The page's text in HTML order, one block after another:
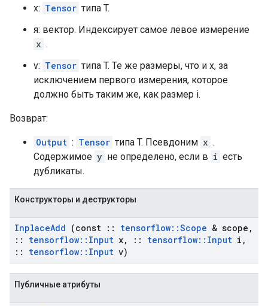
x: Tensor типа T.
я: вектор. Индексирует самое левое измерение
x .
v: Tensor типа T. Те же размеры, что и x, за
исключением первого измерения, которое
должно быть таким же, как размер i.
Возврат:
Output : Tensor типа T. Псевдоним x .
Содержимое y не определено, если в i есть
дубликаты.
Конструкторы и деструкторы
InplaceAdd (const :: tensorflow::Scope & scope ,
::
tensorflow:: Input x, :: tensorflow:: Input i ,
::
tensorflow:: Input v)
Публичные атрибуты